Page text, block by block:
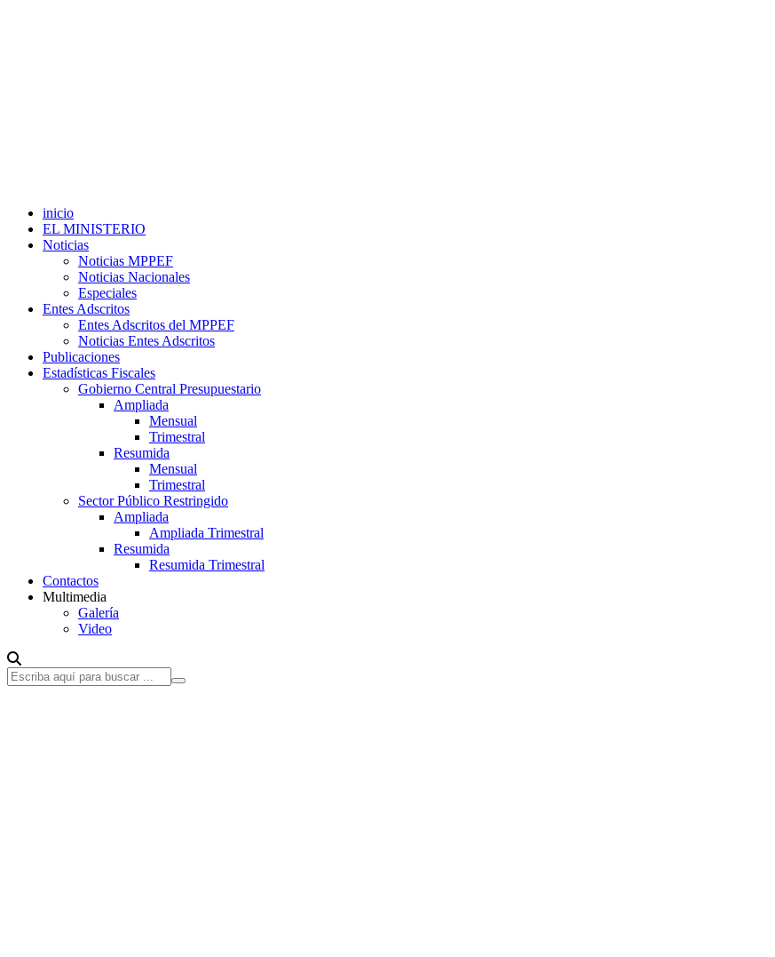
inicio
EL MINISTERIO
Noticias
Noticias MPPEF
Noticias Nacionales
Especiales
Entes Adscritos
Entes Adscritos del MPPEF
Noticias Entes Adscritos
Publicaciones
Estadísticas Fiscales
Gobierno Central Presupuestario
Ampliada
Mensual
Trimestral
Resumida
Mensual
Trimestral
Sector Público Restringido
Ampliada
Ampliada Trimestral
Resumida
Resumida Trimestral
Contactos
Multimedia
Galería
Video